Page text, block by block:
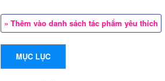
» Thêm vào danh sách tác phẩm yêu thích
MỤC LỤC